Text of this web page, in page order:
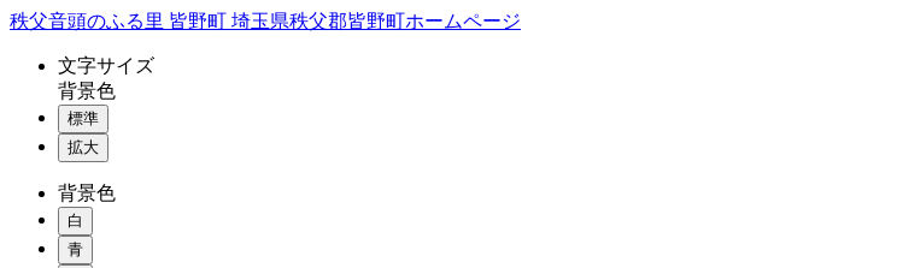
コ
秩父音頭のふる里 皆野町 埼玉県秩父郡皆野町ホームページ
文字サイズ
背景色
標準
拡大
背景色
白
青